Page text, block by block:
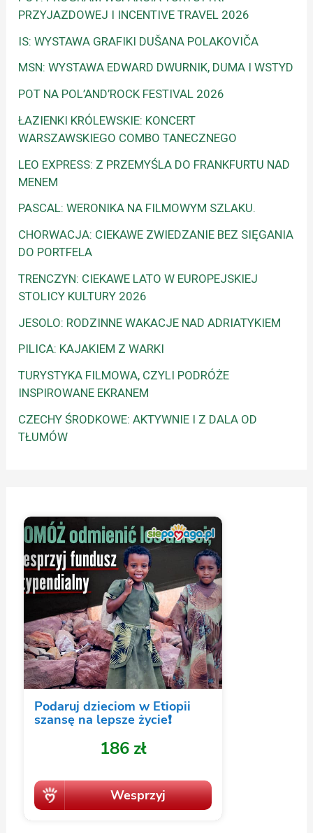
PRZYJAZDOWEJ I INCENTIVE TRAVEL 2026
IS: WYSTAWA GRAFIKI DUŠANA POLAKOVIČA
MSN: WYSTAWA EDWARD DWURNIK, DUMA I WSTYD
POT NA POL’AND’ROCK FESTIVAL 2026
ŁAZIENKI KRÓLEWSKIE: KONCERT
WARSZAWSKIEGO COMBO TANECZNEGO
LEO EXPRESS: Z PRZEMYŚLA DO FRANKFURTU NAD
MENEM
PASCAL: WERONIKA NA FILMOWYM SZLAKU.
CHORWACJA: CIEKAWE ZWIEDZANIE BEZ SIĘGANIA
DO PORTFELA
TRENCZYN: CIEKAWE LATO W EUROPEJSKIEJ
STOLICY KULTURY 2026
JESOLO: RODZINNE WAKACJE NAD ADRIATYKIEM
PILICA: KAJAKIEM Z WARKI
TURYSTYKA FILMOWA, CZYLI PODRÓŻE
INSPIROWANE EKRANEM
CZECHY ŚRODKOWE: AKTYWNIE I Z DALA OD
TŁUMÓW